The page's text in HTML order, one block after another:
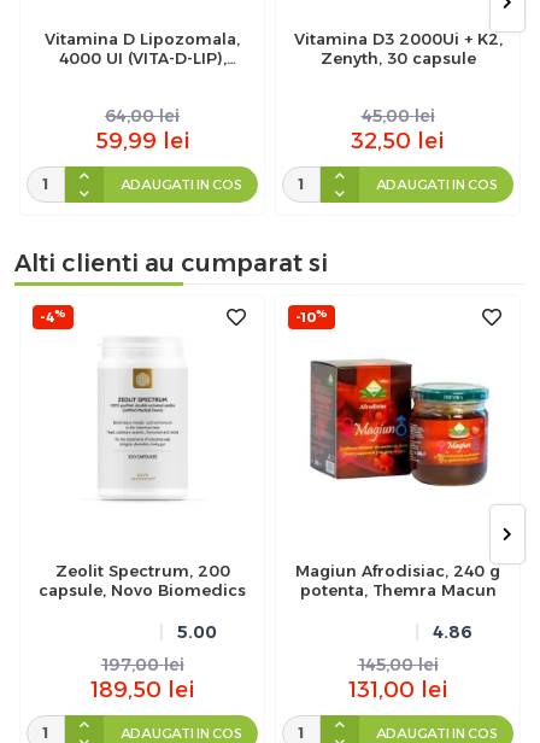
Vitamina D Lipozomala,
4000 UI (VITA-D-LIP),
64,00 lei
59,99 lei
ADAUGATI IN COS
Vitamina D3 2000Ui + K2,
Zenyth, 30 capsule
45,00 lei
32,50 lei
ADAUGATI IN COS
Alti clienti au cumparat si
-4%
Zeolit Spectrum, 200
capsule, Novo Biomedics
5.00
197,00 lei
189,50 lei
ADAUGATI IN COS
-10%
Magiun Afrodisiac, 240 g
potenta, Themra Macun
4.86
145,00 lei
131,00 lei
ADAUGATI IN COS